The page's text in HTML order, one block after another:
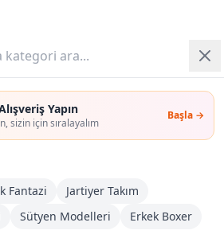
Yapın
sizin için sıralayalım
Başla →
Fantazi
Jartiyer Takım
Sütyen Modelleri Erkek Boxer
Sepete Ekle